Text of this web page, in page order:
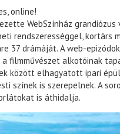
online!
WebSzínház
rendszerességgel,
37 drámáját. A web-
filmművészet alkotóinak
között elhagyatott ipari
színek is szerepelnek. A
is áthidalja.